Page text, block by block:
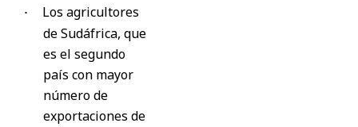
·
Los agricultores
de Sudáfrica, que
es el segundo
país con mayor
número de
exportaciones de